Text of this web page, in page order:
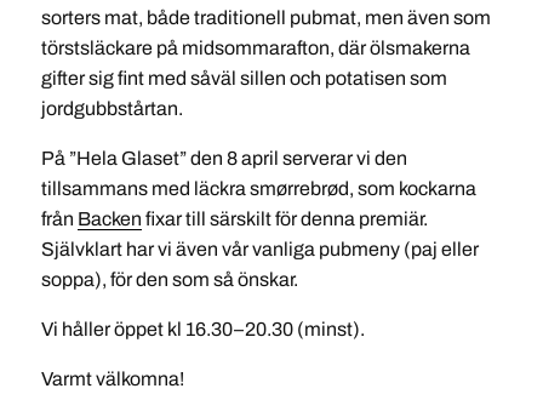
sorters mat, både traditionell pubmat, men även som
törstsläckare på midsommarafton, där ölsmakerna
gifter sig fint med såväl sillen och potatisen som
jordgubbstårtan.
På ”Hela Glaset” den 8 april serverar vi den
tillsammans med läckra smørrebrød, som kockarna
från Backen fixar till särskilt för denna premiär.
Självklart har vi även vår vanliga pubmeny (paj eller
soppa), för den som så önskar.
Vi håller öppet kl 16.30–20.30 (minst).
Varmt välkomna!